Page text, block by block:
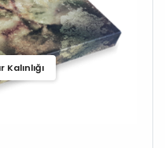
Kalınlığı